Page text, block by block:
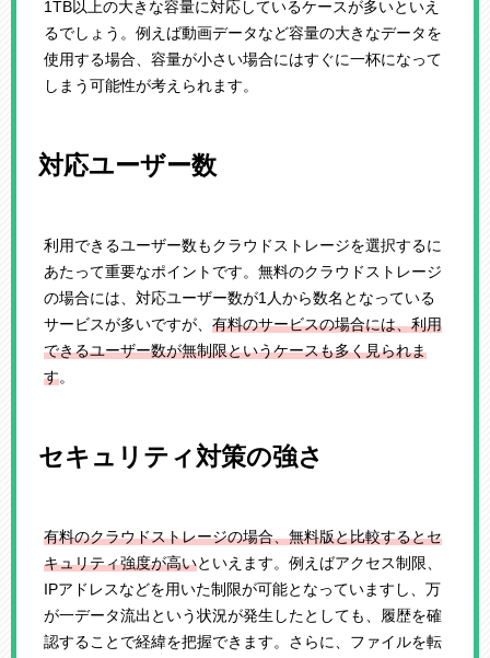
1TB以上の大きな容量に対応しているケースが多いといえ
るでしょう。例えば動画データなど容量の大きなデータを
使用する場合、容量が小さい場合にはすぐに一杯になって
しまう可能性が考えられます。
対応ユーザー数
利用できるユーザー数もクラウドストレージを選択するに
あたって重要なポイントです。無料のクラウドストレージ
の場合には、対応ユーザー数が1人から数名となっている
サービスが多いですが、 有料のサービスの場合には、利用
できるユーザー数が無制限というケースも多く見られま
す。
セキュリティ対策の強さ
有料のクラウドストレージの場合、無料版と比較するとセ
キュリティ強度が高いといえます。例えばアクセス制限、
IPアドレスなどを用いた制限が可能となっていますし、万
が一データ流出という状況が発生したとしても、履歴を確
認することで経緯を把握できます。さらに、ファイルを転